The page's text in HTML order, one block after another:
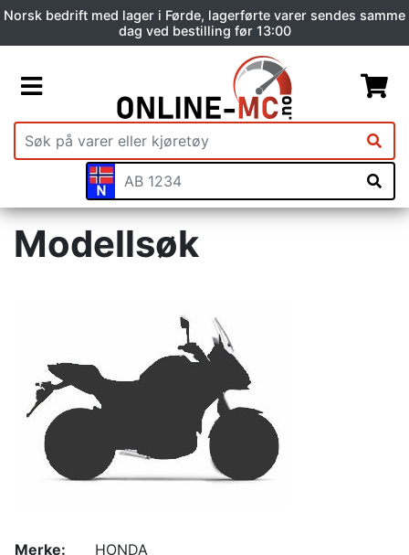
Norsk bedrift med lager i Førde, lagerførte varer sendes samme
dag ved bestilling før 13:00
Modellsøk
Merke:
HONDA